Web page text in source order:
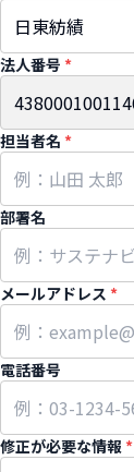
法人番号 *
担当者名 *
部署名
メールアドレス *
電話番号
修正が必要な情報 *